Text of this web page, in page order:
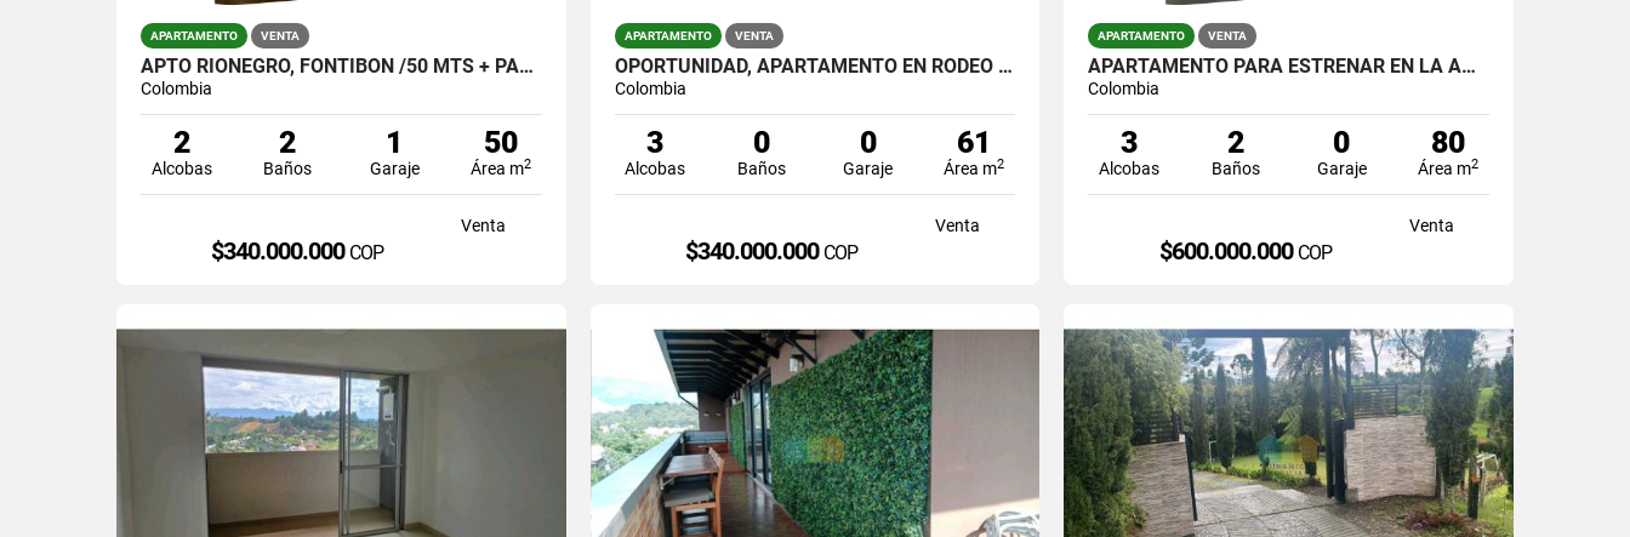
APARTAMENTO VENTA
APTO RIONEGRO, FONTIBON /50 MTS + PARQUEADERO Y ÚTIL $340.000.000
Colombia
2
Alcobas
2
Baños
1
Garaje
50
Área m2
Venta
$340.000.000 COP
APARTAMENTO VENTA
OPORTUNIDAD, APARTAMENTO EN RODEO ALTO
Colombia
3
Alcobas
0
Baños
0
Garaje
61
Área m2
Venta
$340.000.000 COP
APARTAMENTO VENTA
APARTAMENTO PARA ESTRENAR EN LA AMERICA
Colombia
3
Alcobas
2
Baños
0
Garaje
80
Área m2
Venta
$600.000.000 COP